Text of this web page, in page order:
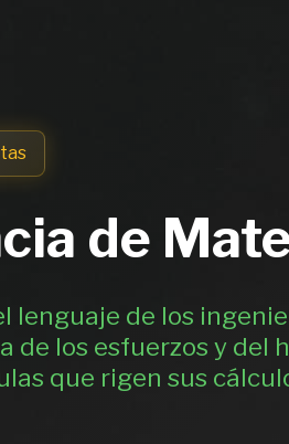
de
lenguaje de los
de los esfuerzos y del
que rigen sus